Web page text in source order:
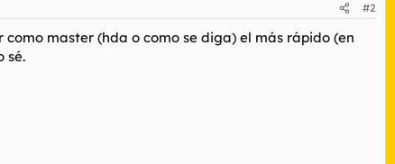
#2
como master (hda o como se diga) el más rápido (en
sé.